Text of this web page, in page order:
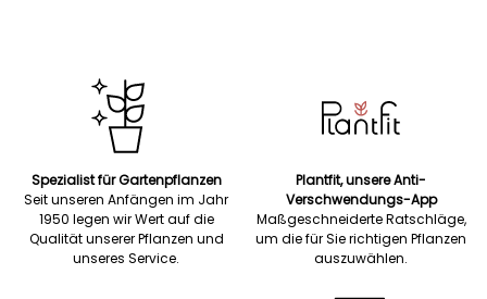
Spezialist für Gartenpflanzen
Seit unseren Anfängen im Jahr
1950 legen wir Wert auf die
Qualität unserer Pflanzen und
unseres Service.
Plantfit, unsere Anti-
Verschwendungs-App
Maßgeschneiderte Ratschläge,
um die für Sie richtigen Pflanzen
auszuwählen.